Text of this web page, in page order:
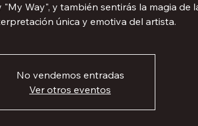
"My Way", y también sentirás la magia de
única y emotiva del artista.
No vendemos entradas
Ver otros eventos